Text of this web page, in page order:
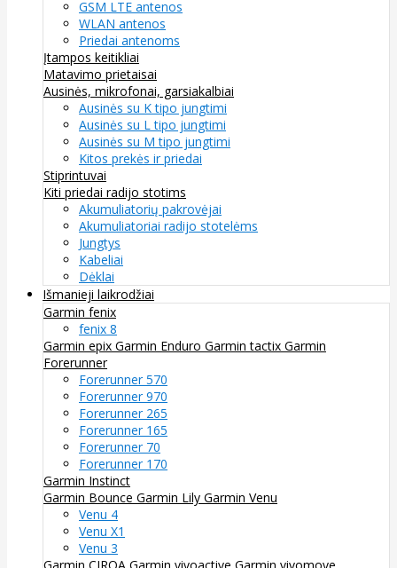
GSM LTE antenos
WLAN antenos
Priedai antenoms
Įtampos keitikliai
Matavimo prietaisai
Ausinės, mikrofonai, garsiakalbiai
Ausinės su K tipo jungtimi
Ausinės su L tipo jungtimi
Ausinės su M tipo jungtimi
Kitos prekės ir priedai
Stiprintuvai
Kiti priedai radijo stotims
Akumuliatorių pakrovėjai
Akumuliatoriai radijo stotelėms
Jungtys
Kabeliai
Dėklai
Išmanieji laikrodžiai
Garmin fenix
fenix 8
Garmin epix Garmin Enduro Garmin tactix Garmin
Forerunner
Forerunner 570
Forerunner 970
Forerunner 265
Forerunner 165
Forerunner 70
Forerunner 170
Garmin Instinct
Garmin Bounce Garmin Lily Garmin Venu
Venu 4
Venu X1
Venu 3
Garmin CIRQA Garmin vivoactive Garmin vivomove